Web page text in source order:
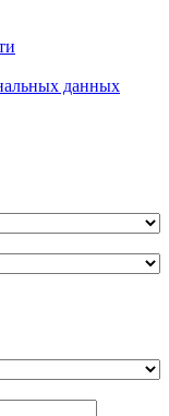
данных